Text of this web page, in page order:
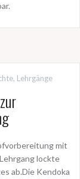
, Lehrgänge
mit
lockte
ab.Die Kendoka